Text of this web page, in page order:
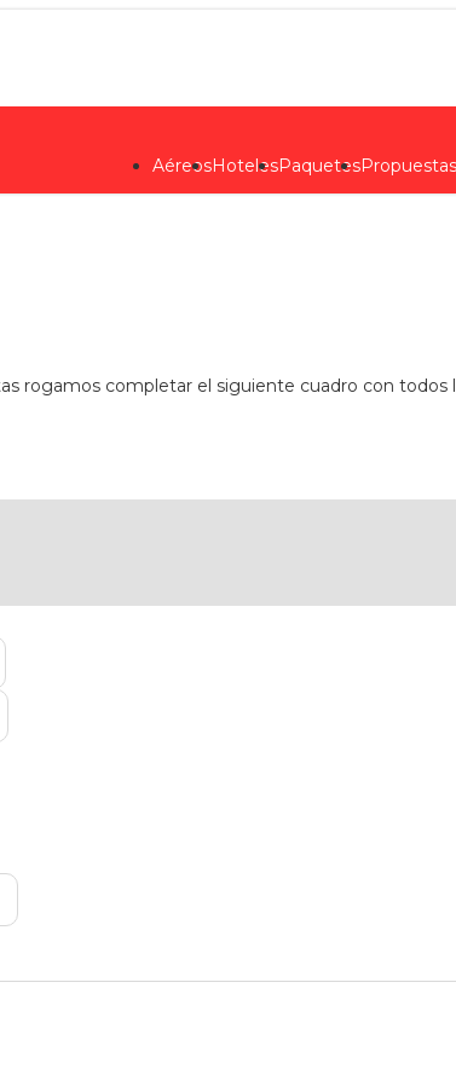
AéreosHotelesPaquetes
rogamos completar el siguiente cuadro con todos